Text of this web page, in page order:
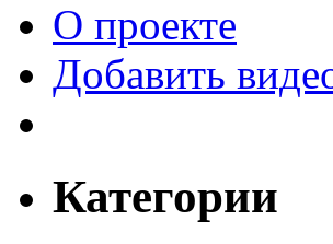
О проекте
Добавить
Категории